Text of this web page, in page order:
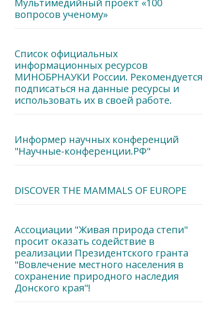
Мультимедийный проект «100
вопросов ученому»
Список официальных
информационных ресурсов
МИНОБРНАУКИ России. Рекомендуется
подписаться на данные ресурсы и
использовать их в своей работе.
Информер научных конференций
"Научные-конференции.РФ"
DISCOVER THE MAMMALS OF EUROPE
Ассоциации "Живая природа степи"
просит оказать содействие в
реализации Президентского гранта
"Вовлечение местного населения в
сохранение природного наследия
Донского края"!